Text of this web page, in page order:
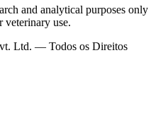
and analytical purposes only
veterinary use.
Ltd. — Todos os Direitos